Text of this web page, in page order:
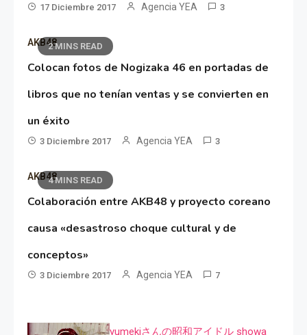
17 Diciembre 2017 Agencia YEA 3
2 MINS READ
AKB48
Colocan fotos de Nogizaka 46 en portadas de
libros que no tenían ventas y se convierten en
un éxito
3 Diciembre 2017 Agencia YEA 3
4 MINS READ
AKB48
Colaboración entre AKB48 y proyecto coreano
causa «desastroso choque cultural y de
conceptos»
3 Diciembre 2017 Agencia YEA 7
yumekiさんの昭和アイドル showa